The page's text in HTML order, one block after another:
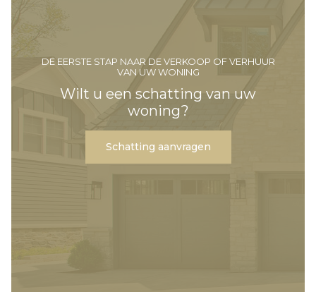
DE EERSTE STAP NAAR DE VERKOOP OF VERHUUR
VAN UW WONING
Wilt u een schatting van uw
woning?
Schatting aanvragen